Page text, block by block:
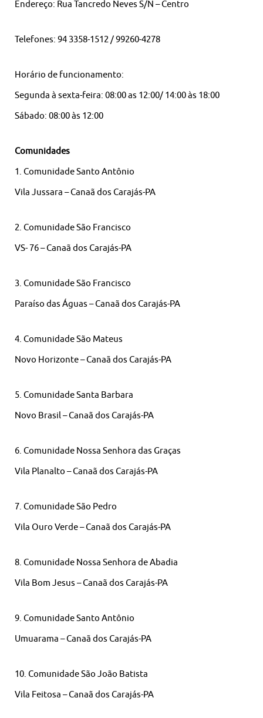
Endereço: Rua Tancredo Neves S/N – Centro
Telefones: 94 3358-1512 / 99260-4278
Horário de funcionamento:
Segunda à sexta-feira: 08:00 as 12:00/ 14:00 às 18:00
Sábado: 08:00 às 12:00
Comunidades
1. Comunidade Santo Antônio
Vila Jussara – Canaã dos Carajás-PA
2. Comunidade São Francisco
VS- 76 – Canaã dos Carajás-PA
3. Comunidade São Francisco
Paraíso das Águas – Canaã dos Carajás-PA
4. Comunidade São Mateus
Novo Horizonte – Canaã dos Carajás-PA
5. Comunidade Santa Barbara
Novo Brasil – Canaã dos Carajás-PA
6. Comunidade Nossa Senhora das Graças
Vila Planalto – Canaã dos Carajás-PA
7. Comunidade São Pedro
Vila Ouro Verde – Canaã dos Carajás-PA
8. Comunidade Nossa Senhora de Abadia
Vila Bom Jesus – Canaã dos Carajás-PA
9. Comunidade Santo Antônio
Umuarama – Canaã dos Carajás-PA
10. Comunidade São João Batista
Vila Feitosa – Canaã dos Carajás-PA